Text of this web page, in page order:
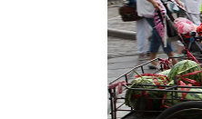
YANGSHUO.